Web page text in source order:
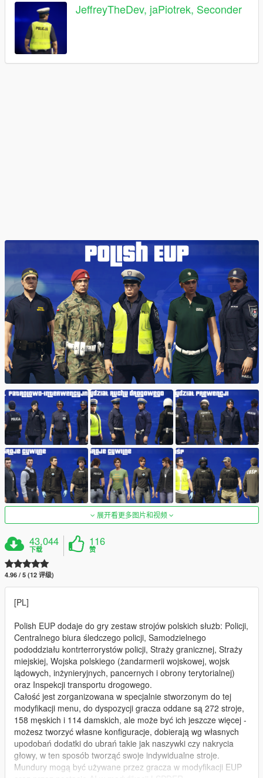
JeffreyTheDev, jaPiotrek, Seconder
展开看更多图片和视频
43,044
下载
116
赞
4.96 / 5 (12 评级)
[PL]
Polish EUP dodaje do gry zestaw strojów polskich służb: Policji,
Centralnego biura śledczego policji, Samodzielnego
pododdziału kontrterrorystów policji, Straży granicznej, Straży
miejskiej, Wojska polskiego (żandarmerii wojskowej, wojsk
lądowych, inżynieryjnych, pancernych i obrony terytorialnej)
oraz Inspekcji transportu drogowego.
Całość jest zorganizowana w specjalnie stworzonym do tej
modyfikacji menu, do dyspozycji gracza oddane są 272 stroje,
158 męskich i 114 damskich, ale może być ich jeszcze więcej -
możesz tworzyć własne konfiguracje, dobierają wg własnych
upodobań dodatki do ubrań takie jak naszywki czy nakrycia
głowy, w ten sposób tworząć swoje indywidualne stroje.
Mundury mogą być używane przez gracza w modyfikacji EUP